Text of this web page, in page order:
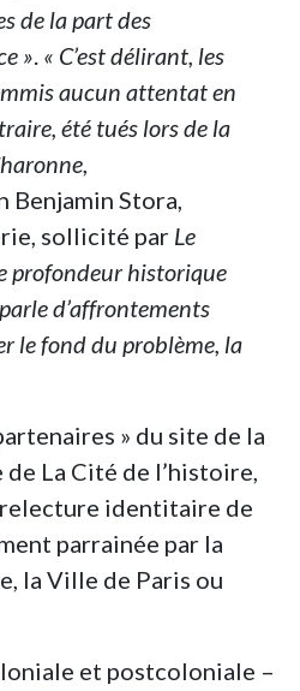
de la part des
». « C’est délirant, les
aucun attentat en
été tués lors de la
,
Benjamin Stora,
sollicité par Le
profondeur historique
d’affrontements
le fond du problème, la
» du site de la
La Cité de l’histoire,
identitaire de
parrainée par la
la Ville de Paris ou
et postcoloniale –